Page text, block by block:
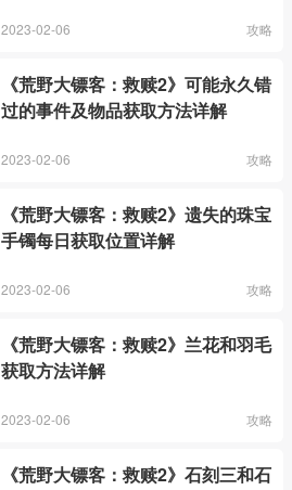
2023-02-06 攻略
《荒野大镖客：救赎2》可能永久错
过的事件及物品获取方法详解
2023-02-06 攻略
《荒野大镖客：救赎2》遗失的珠宝
手镯每日获取位置详解
2023-02-06 攻略
《荒野大镖客：救赎2》兰花和羽毛
获取方法详解
2023-02-06 攻略
《荒野大镖客：救赎2》石刻三和石